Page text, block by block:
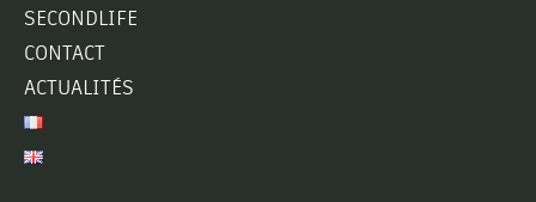
SECONDLIFE
CONTACT
ACTUALITÉS